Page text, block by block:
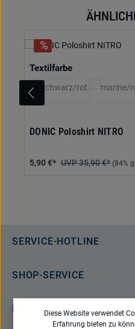
Produktgalerie überspringen
Textilfarbeauswählen
DONIC Poloshirt NITRO
5,90 €* 35,90 €* (84%
SERVICE-HOTLINE
SHOP-SERVICE
INFORMATIONEN
Diese Website verwendet
Erfahrung bieten zu